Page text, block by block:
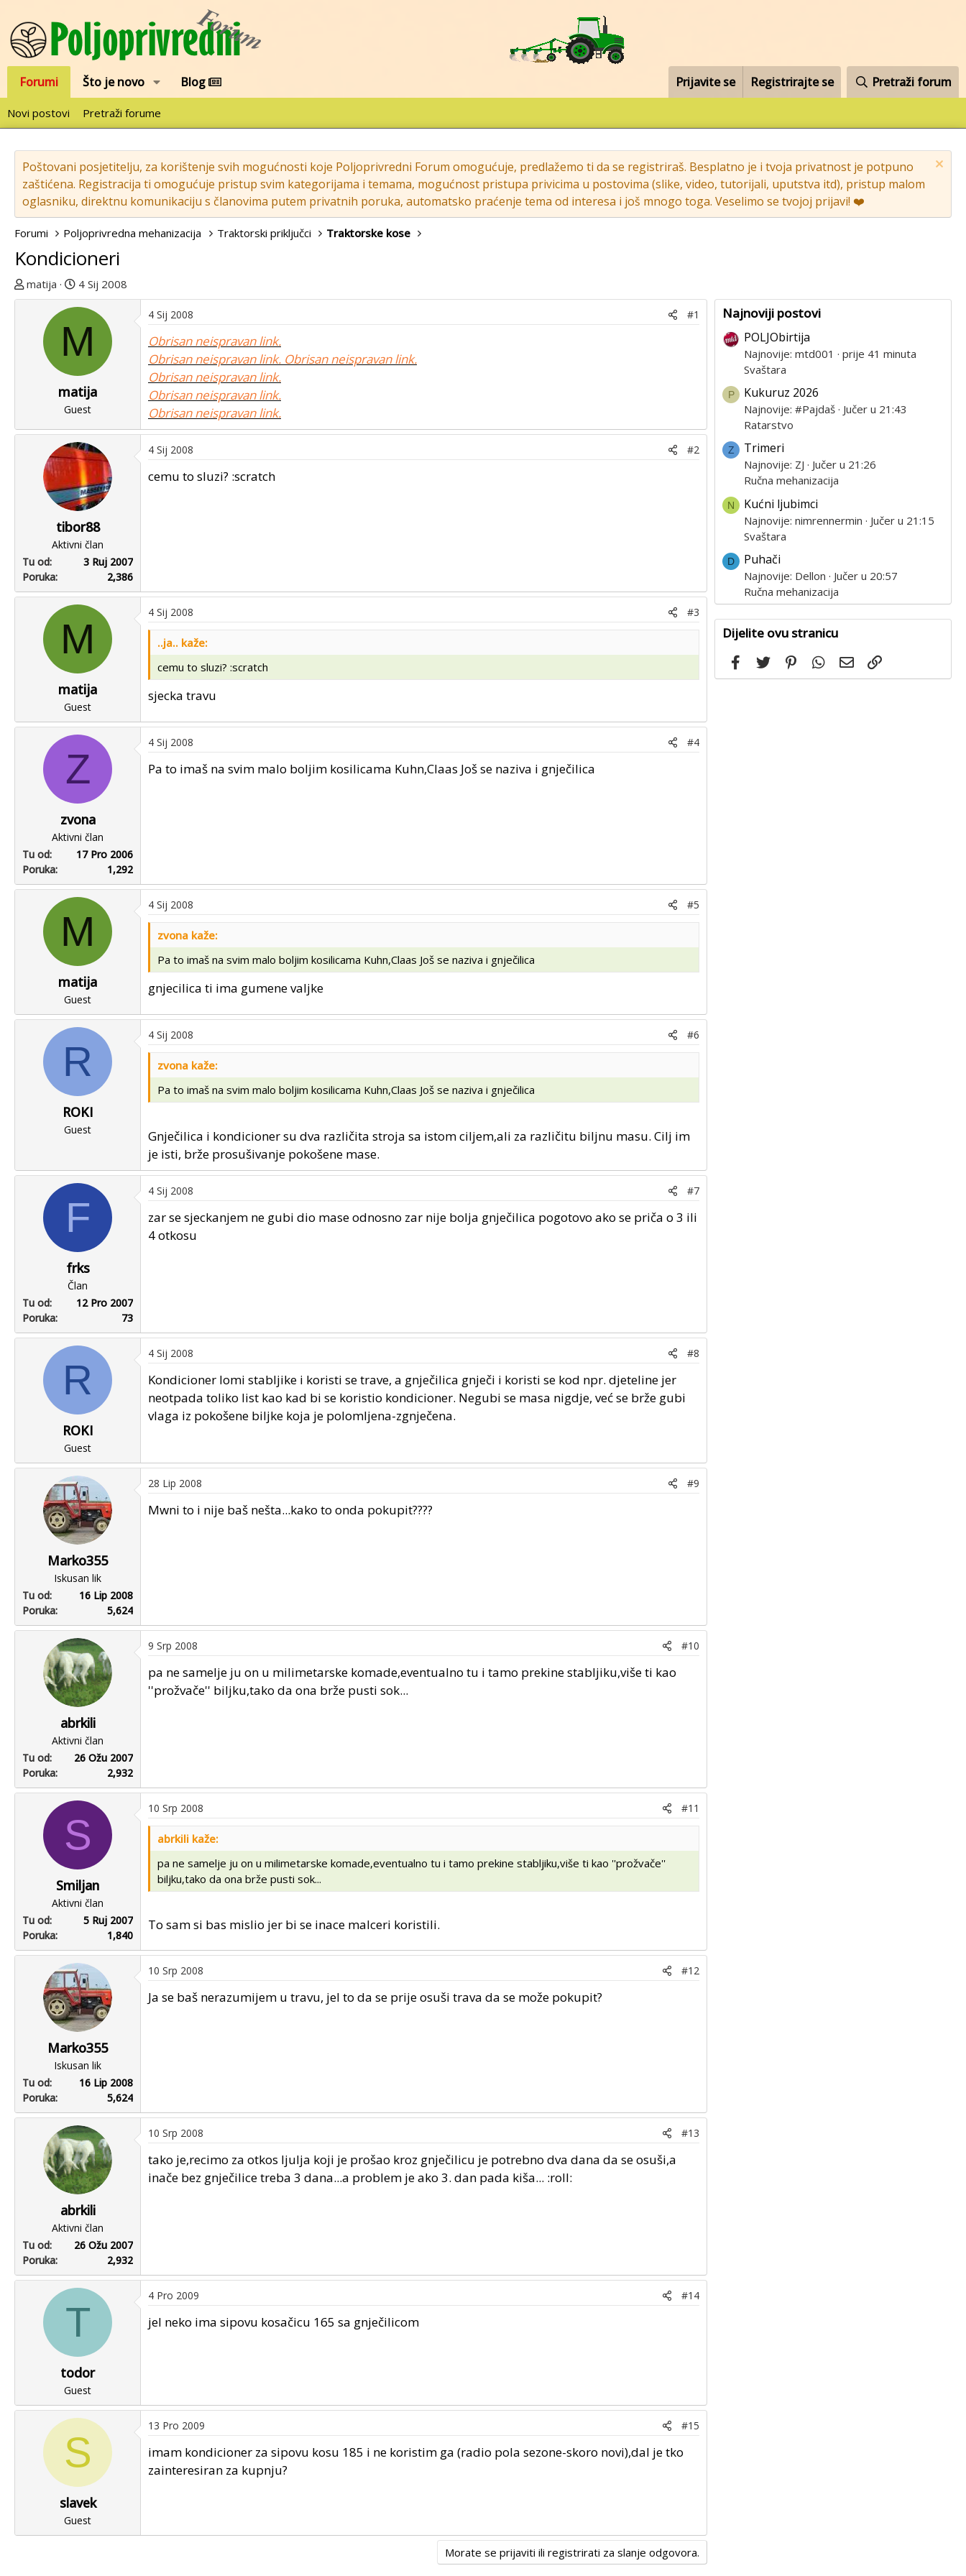
Forumi Što je novo Blog Prijavite se Registrirajte se Pretraži forum
Novi postovi Pretraži forume
Poštovani posjetitelju, za korištenje svih mogućnosti koje Poljoprivredni Forum omogućuje, predlažemo ti da se registriraš. Besplatno je i tvoja privatnost je potpuno
zaštićena. Registracija ti omogućuje pristup svim kategorijama i temama, mogućnost pristupa privicima u postovima (slike, video, tutorijali, uputstva itd), pristup malom
oglasniku, direktnu komunikaciju s članovima putem privatnih poruka, automatsko praćenje tema od interesa i još mnogo toga. Veselimo se tvojoj prijavi! ❤️
Forumi Poljoprivredna mehanizacija Traktorski priključci Traktorske kose
Kondicioneri
T
e
n
matija
D
a
m
r
v
o
g
p
o
s
t
a
4 Sij 2008
M
matija
Guest
4 Sij 2008 #1
Obrisan neispravan link.
Obrisan neispravan link. Obrisan neispravan link.
Obrisan neispravan link.
Obrisan neispravan link.
Obrisan neispravan link.
tibor88
Aktivni član
Tu od
3 Ruj 2007
Poruka
2,386
4 Sij 2008 #2
cemu to sluzi? :scratch
M
matija
Guest
4 Sij 2008 #3
..ja.. kaže:
cemu to sluzi? :scratch
sjecka travu
Z
zvona
Aktivni član
Tu od
17 Pro 2006
Poruka
1,292
4 Sij 2008 #4
Pa to imaš na svim malo boljim kosilicama Kuhn,Claas Još se naziva i gnječilica
M
matija
Guest
4 Sij 2008 #5
zvona kaže:
Pa to imaš na svim malo boljim kosilicama Kuhn,Claas Još se naziva i gnječilica
gnjecilica ti ima gumene valjke
R
ROKI
Guest
4 Sij 2008 #6
zvona kaže:
Pa to imaš na svim malo boljim kosilicama Kuhn,Claas Još se naziva i gnječilica
Gnječilica i kondicioner su dva različita stroja sa istom ciljem,ali za različitu biljnu masu. Cilj im
je isti, brže prosušivanje pokošene mase.
F
frks
Član
Tu od
12 Pro 2007
Poruka
73
4 Sij 2008 #7
zar se sjeckanjem ne gubi dio mase odnosno zar nije bolja gnječilica pogotovo ako se priča o 3 ili
4 otkosu
R
ROKI
Guest
4 Sij 2008 #8
Kondicioner lomi stabljike i koristi se trave, a gnječilica gnječi i koristi se kod npr. djeteline jer
neotpada toliko list kao kad bi se koristio kondicioner. Negubi se masa nigdje, već se brže gubi
vlaga iz pokošene biljke koja je polomljena-zgnječena.
Marko355
Iskusan lik
Tu od
16 Lip 2008
Poruka
5,624
28 Lip 2008 #9
Mwni to i nije baš nešta...kako to onda pokupit????
abrkili
Aktivni član
Tu od
26 Ožu 2007
Poruka
2,932
9 Srp 2008 #10
pa ne samelje ju on u milimetarske komade,eventualno tu i tamo prekine stabljiku,više ti kao
''prožvače'' biljku,tako da ona brže pusti sok...
S
Smiljan
Aktivni član
Tu od
5 Ruj 2007
Poruka
1,840
10 Srp 2008 #11
abrkili kaže:
pa ne samelje ju on u milimetarske komade,eventualno tu i tamo prekine stabljiku,više ti kao ''prožvače''
biljku,tako da ona brže pusti sok...
To sam si bas mislio jer bi se inace malceri koristili.
Marko355
Iskusan lik
Tu od
16 Lip 2008
Poruka
5,624
10 Srp 2008 #12
Ja se baš nerazumijem u travu, jel to da se prije osuši trava da se može pokupit?
abrkili
Aktivni član
Tu od
26 Ožu 2007
Poruka
2,932
10 Srp 2008 #13
tako je,recimo za otkos ljulja koji je prošao kroz gnječilicu je potrebno dva dana da se osuši,a
inače bez gnječilice treba 3 dana...a problem je ako 3. dan pada kiša... :roll:
T
todor
Guest
4 Pro 2009 #14
jel neko ima sipovu kosačicu 165 sa gnječilicom
S
slavek
Guest
13 Pro 2009 #15
imam kondicioner za sipovu kosu 185 i ne koristim ga (radio pola sezone-skoro novi),dal je tko
zainteresiran za kupnju?
Morate se prijaviti ili registrirati za slanje odgovora.
Najnoviji postovi
POLJObirtija
Najnovije: mtd001
prije 41 minuta
Svaštara
P Kukuruz 2026
Najnovije: #Pajdaš Jučer u 21:43
Ratarstvo
Z Trimeri
Najnovije: ZJ
Jučer u 21:26
Ručna mehanizacija
N Kućni ljubimci
Najnovije: nimrennermin
Jučer u 21:15
Svaštara
D Puhači
Najnovije: Dellon
Jučer u 20:57
Ručna mehanizacija
Dijelite ovu stranicu
Facebook
Twitter PinterestWhatsApp
Email